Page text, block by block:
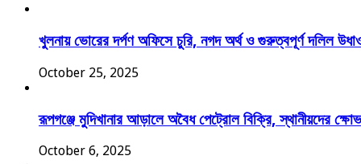
খুলনায় ভোরের দর্পণ অফিসে চুরি, নগদ অর্থ ও গুরুত্বপূর্ণ দলিল
October 25, 2025
রূপগঞ্জে মুদিখানার আড়ালে অবৈধ পেট্রোল বিক্রি, স্থানীয়দের ক্ষোভ
October 6, 2025